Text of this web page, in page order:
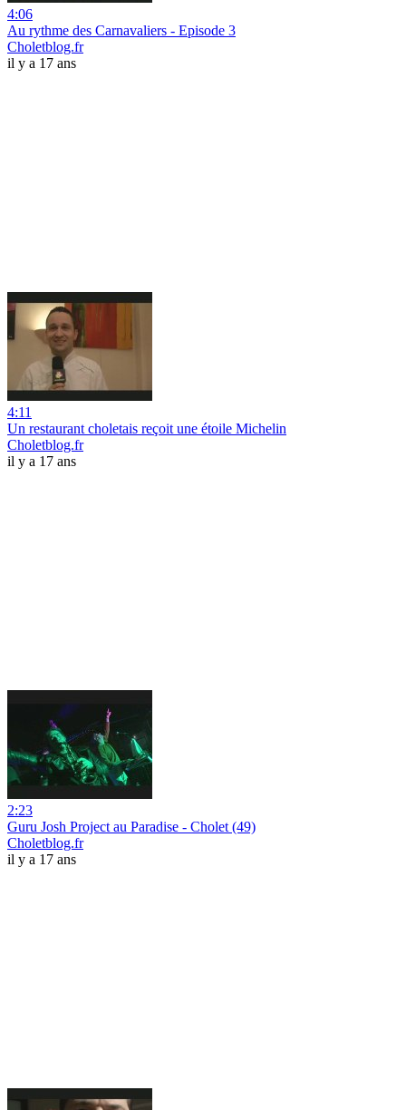
4:06
Au rythme des Carnavaliers - Episode 3
Choletblog.fr
il y a 17 ans
4:11
Un restaurant choletais reçoit une étoile Michelin
Choletblog.fr
il y a 17 ans
2:23
Guru Josh Project au Paradise - Cholet (49)
Choletblog.fr
il y a 17 ans